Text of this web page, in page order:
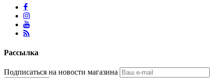
Рассылка
Подписаться на новости магазина